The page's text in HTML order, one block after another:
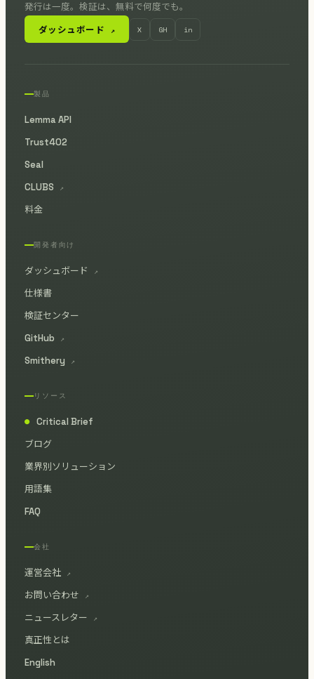
発行は一度。検証は、無料で何度でも。
ダッシュボード ↗ X GH in
製品
Lemma API
Trust402
Seal
CLUBS
↗
料金
開発者向け
ダッシュボード ↗
仕様書
検証センター
GitHub
↗
Smithery ↗
リソース
●
Critical Brief
ブログ
業界別ソリューション
用語集
FAQ
会社
運営会社 ↗
お問い合わせ ↗
ニュースレター ↗
真正性とは
English